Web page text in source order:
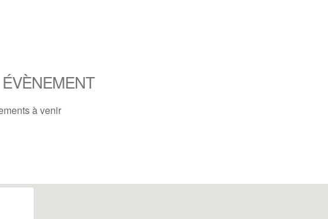
à venir